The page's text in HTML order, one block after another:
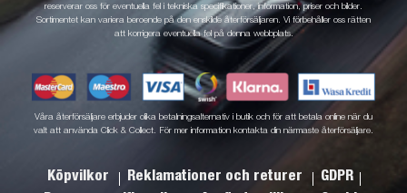
reserverar oss för eventuella fel i tekniska specifikationer, information, priser och bilder.
Sortimentet kan variera beroende på den enskilde återförsäljaren. Vi förbehåller oss rätten
att korrigera eventuella fel på denna webbplats.
Våra återförsäljare erbjuder olika betalningsalternativ i butik och för att betala online när du
valt att använda Click & Collect. För mer information kontakta din närmaste återförsäljare.
Köpvilkor Reklamationer och returer
GDPR